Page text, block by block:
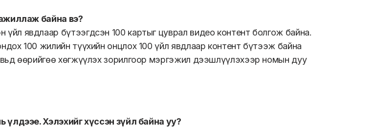
ажиллаж байна вэ?
явдлаар бүтээгдсэн 100 картыг цуврал видео контент болгож байна.
100 жилийн түүхийн онцлох 100 үйл явдлаар контент бүтээж байна
өөрийгөө хөгжүүлэх зорилгоор мэргэжил дээшлүүлэхээр номын дуу
үлдээе. Хэлэхийг хүссэн зүйл байна уу?